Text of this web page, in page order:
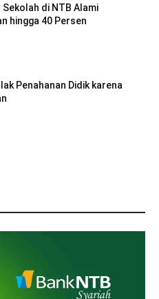
Sekolah di NTB Alami
hingga 40 Persen
Penahanan Didik karena